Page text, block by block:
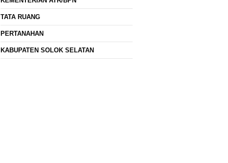
TATA RUANG
PERTANAHAN
KABUPATEN SOLOK SELATAN